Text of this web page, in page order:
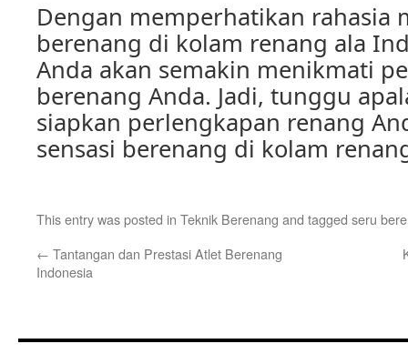
Dengan memperhatikan rahasia
berenang di kolam renang ala
Anda akan semakin menikmati
berenang Anda. Jadi, tunggu
siapkan perlengkapan renang
sensasi berenang di kolam
This entry was posted in Teknik Berenang and tagged seru
← Tantangan dan Prestasi Atlet Berenang
Indonesia